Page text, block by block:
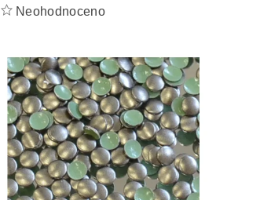
OD 14. 1.2025
Neohodnoceno